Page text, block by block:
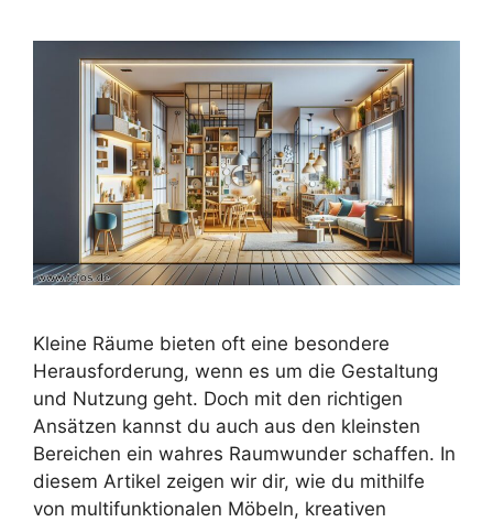
Kleine Räume bieten oft eine besondere
Herausforderung, wenn es um die Gestaltung
und Nutzung geht. Doch mit den richtigen
Ansätzen kannst du auch aus den kleinsten
Bereichen ein wahres Raumwunder schaffen. In
diesem Artikel zeigen wir dir, wie du mithilfe
von multifunktionalen Möbeln, kreativen